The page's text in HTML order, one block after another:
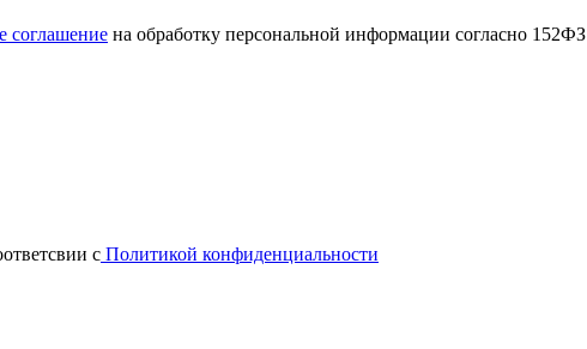
соглашение на обработку персональной информации согласно 152ФЗ
с Политикой конфиденциальности